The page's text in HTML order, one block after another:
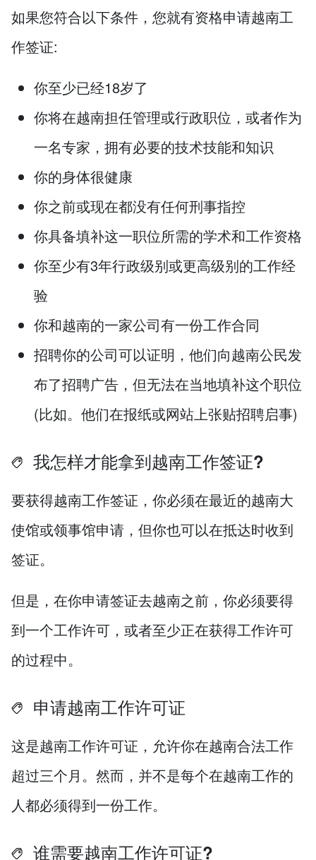
如果您符合以下条件，您就有资格申请越南工
作签证:
你至少已经18岁了
你将在越南担任管理或行政职位，或者作为
一名专家，拥有必要的技术技能和知识
你的身体很健康
你之前或现在都没有任何刑事指控
你具备填补这一职位所需的学术和工作资格
你至少有3年行政级别或更高级别的工作经
验
你和越南的一家公司有一份工作合同
招聘你的公司可以证明，他们向越南公民发
布了招聘广告，但无法在当地填补这个职位
(比如。他们在报纸或网站上张贴招聘启事)
我怎样才能拿到越南工作签证?
要获得越南工作签证，你必须在最近的越南大
使馆或领事馆申请，但你也可以在抵达时收到
签证。
但是，在你申请签证去越南之前，你必须要得
到一个工作许可，或者至少正在获得工作许可
的过程中。
申请越南工作许可证
这是越南工作许可证，允许你在越南合法工作
超过三个月。然而，并不是每个在越南工作的
人都必须得到一份工作。
谁需要越南工作许可证?